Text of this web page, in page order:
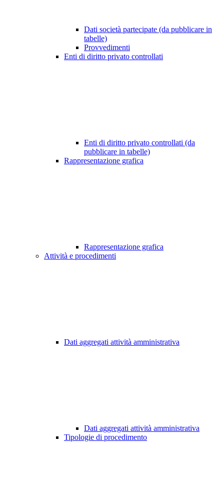
Dati società partecipate (da pubblicare in
tabelle)
Provvedimenti
Enti di diritto privato controllati
Enti di diritto privato controllati (da
pubblicare in tabelle)
Rappresentazione grafica
Rappresentazione grafica
Attività e procedimenti
Dati aggregati attività amministrativa
Dati aggregati attività amministrativa
Tipologie di procedimento